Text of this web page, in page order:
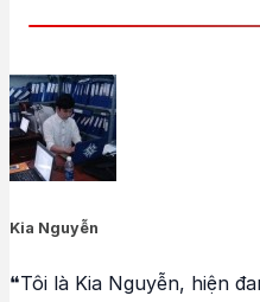
Kia Nguyễn
❝Tôi là Kia Nguyễn, hiện